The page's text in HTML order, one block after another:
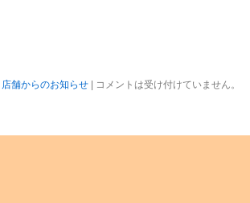
店舗からのお知らせ| コメントは受け付けていません。